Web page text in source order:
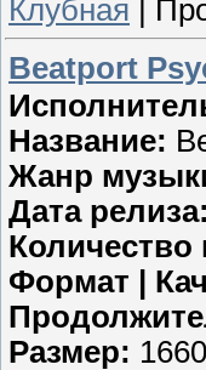
Клубная
Beatport
Название:
Жанр
Дата релиза:
Количество
Формат |
Размер: